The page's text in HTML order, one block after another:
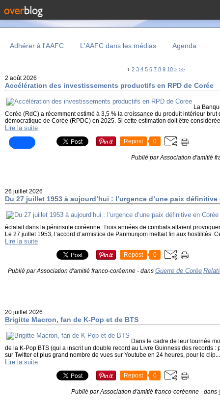
Adhérer à l'AAFC L'AAFC dans les médias Agenda
1 2 3 4 5 6 7 8 9 10 20
30
40
50
60
70
80
90
100
200
> >>
2 août 2026
Accélération des investissements productifs en RPD de Corée
La
Corée (RdC) a récemment estimé à 3,5 % la croissance du produit intérieur
démocratique de Corée (RPDC) en 2025. Si cette estimation doit être
Lire la suite
Repost 0
Publié par Association d'amitié
26 juillet 2026
Du 27 juillet 1953 à aujourd’hui : l’urgence d’une paix définitive
éclatait dans la péninsule coréenne. Trois années de combats allaient
Le 27 juillet 1953, l’accord d’armistice de Panmunjom mettait fin aux hostilités.
Lire la suite
Repost 0
Publié par Association d'amitié franco-coréenne - dans Guerre de Corée
20 juillet 2026
Brigitte Macron, fan de K-Pop et de BTS
Dans le cadre de leur tournée
de la K-Pop BTS (qui a inscrit un double record au Livre Guinness des records :
sur Twitter et plus grand nombre de vues sur Youtube en 24 heures, pour le clip...
Lire la suite
Repost 0
Publié par Association d'amitié franco-coréenne - dans